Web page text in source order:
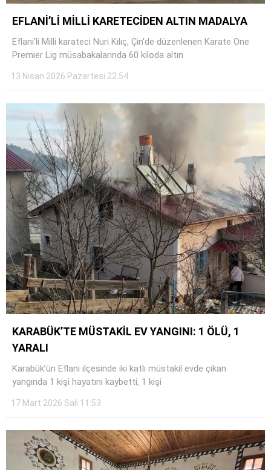
Youtube
EFLANİ’Lİ MİLLİ KARETECİDEN ALTIN MADALYA
Eflani'li Milli karateci Nuri Kılıç, Çin'de düzenlenen Karate One
Premier Lig müsabakalarında 60 kiloda altın
13 Nisan 2026 Pazartesi 22:54
KARABÜK’TE MÜSTAKİL EV YANGINI: 1 ÖLÜ, 1
YARALI
Karabük’ün Eflani ilçesinde iki katlı müstakil evde çıkan
yangında 1 kişi hayatını kaybetti, 1 kişi
17 Mart 2026 Salı 11:53